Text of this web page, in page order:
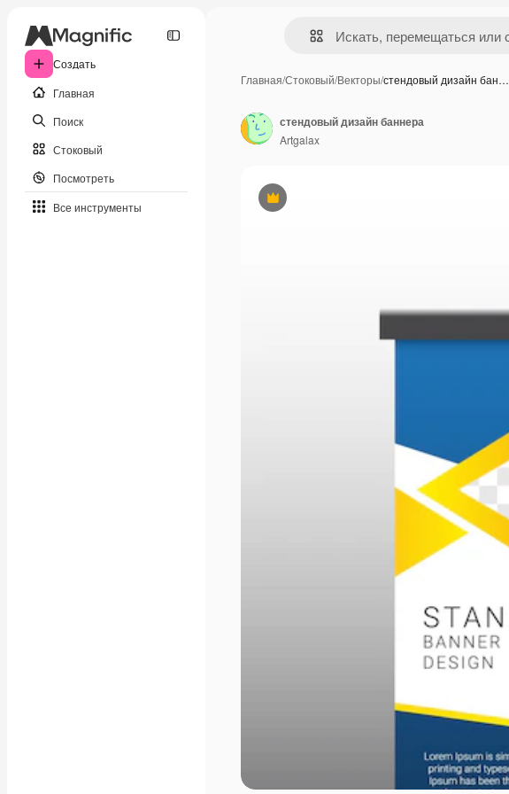
Создать
Главная
Поиск
Стоковый
Посмотреть
Все инструменты
Главная/Стоковый/Векторы/стендовый дизайн бан…
Премиум
стендовый дизайн баннера
Artgalax